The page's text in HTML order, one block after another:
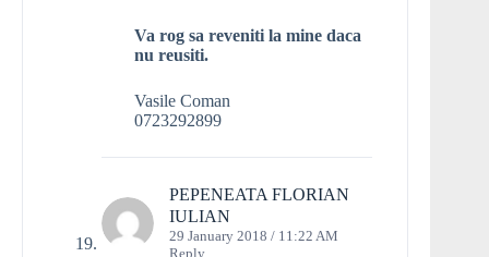
Va rog sa reveniti la mine daca
nu reusiti.
Vasile Coman
0723292899
PEPENEATA FLORIAN
IULIAN
29 January 2018 / 11:22 AM
Reply